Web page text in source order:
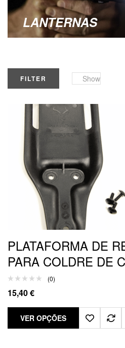
LANTERNAS
FILTER Show
PLATAFORMA DE
PARA COLDRE DE
(0)
15,40€
VER OPÇÕES